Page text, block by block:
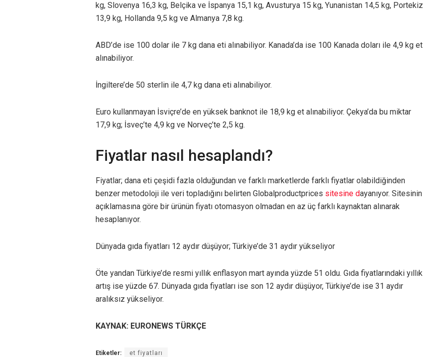
kg, Slovenya 16,3 kg, Belçika ve İspanya 15,1 kg, Avusturya 15 kg, Yunanistan 14,5 kg, Portekiz
13,9 kg, Hollanda 9,5 kg ve Almanya 7,8 kg.
ABD’de ise 100 dolar ile 7 kg dana eti alınabiliyor. Kanada’da ise 100 Kanada doları ile 4,9 kg et
alınabiliyor.
İngiltere’de 50 sterlin ile 4,7 kg dana eti alınabiliyor.
Euro kullanmayan İsviçre’de en yüksek banknot ile 18,9 kg et alınabiliyor. Çekya’da bu miktar
17,9 kg; İsveç’te 4,9 kg ve Norveç’te 2,5 kg.
Fiyatlar nasıl hesaplandı?
Fiyatlar; dana eti çeşidi fazla olduğundan ve farklı marketlerde farklı fiyatlar olabildiğinden
benzer metodoloji ile veri topladığını belirten Globalproductprices sitesine dayanıyor. Sitesinin
açıklamasına göre bir ürünün fiyatı otomasyon olmadan en az üç farklı kaynaktan alınarak
hesaplanıyor.
Dünyada gıda fiyatları 12 aydır düşüyor; Türkiye’de 31 aydır yükseliyor
Öte yandan Türkiye’de resmi yıllık enflasyon mart ayında yüzde 51 oldu. Gıda fiyatlarındaki yıllık
artış ise yüzde 67. Dünyada gıda fiyatları ise son 12 aydır düşüyor, Türkiye’de ise 31 aydır
aralıksız yükseliyor.
KAYNAK: EURONEWS TÜRKÇE
Etiketler: et fiyatları